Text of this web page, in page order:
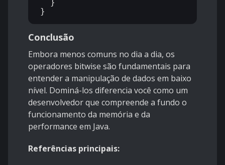
Conclusão
Embora menos comuns no dia a dia, os
operadores bitwise são fundamentais para
entender a manipulação de dados em baixo
nível. Dominá-los diferencia você como um
desenvolvedor que compreende a fundo o
funcionamento da memória e da
performance em Java.
Referências principais: